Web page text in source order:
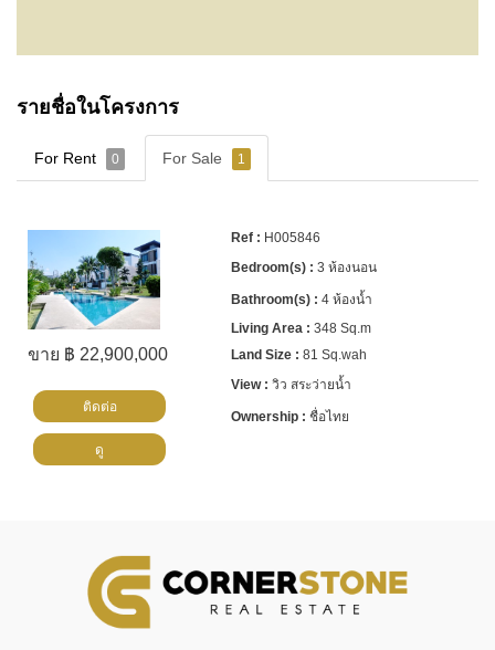
รายชื่อในโครงการ
For Rent 0 For Sale 1
ขาย ฿ 22,900,000
H005846
3 ห้องนอน
4 ห้องน้ำ
348 Sq.m
81 Sq.wah
วิว สระว่ายน้ำ
ชื่อไทย
ติดต่อ
ดู